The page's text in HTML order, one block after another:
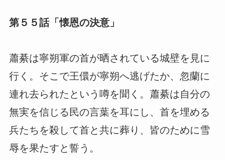
第５５話「懐恩の決意」
蕭綦は寧朔軍の首が晒されている城壁を見に
行く。そこで王儇が寧朔へ逃げたか、忽蘭に
連れ去られたという噂を聞く。蕭綦は自分の
無実を信じる民の言葉を耳にし、首を埋める
兵たちを殺して首と共に葬り、皆のために雪
辱を果たすと誓う。